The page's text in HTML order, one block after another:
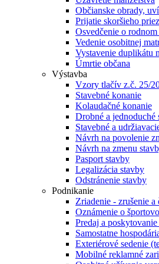
Občianske obrady,
Prijatie skoršieho
Osvedčenie o rodnom
Vedenie osobitnej
Vystavenie duplikátu
Úmrtie občana
Výstavba
Vzory tlačív z.č. 25/
Stavebné konanie
Kolaudačné konanie
Drobné a
Stavebné a
Návrh na povolenie
Návrh na zmenu
Pasport stavby
Legalizácia stavby
Odstránenie stavby
Podnikanie
Zriadenie - zrušenie a
Oznámenie o
Predaj a
Samostatne
Exteriérové sedenie
Mobilné reklamné